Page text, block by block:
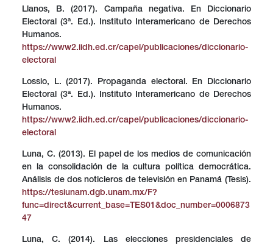
Llanos, B. (2017). Campaña negativa. En Diccionario
Electoral (3ª. Ed.). Instituto Interamericano de Derechos
Humanos.
https://www2.iidh.ed.cr/capel/publicaciones/diccionario-
electoral
Lossio, L. (2017). Propaganda electoral. En Diccionario
Electoral (3ª. Ed.). Instituto Interamericano de Derechos
Humanos.
https://www2.iidh.ed.cr/capel/publicaciones/diccionario-
electoral
Luna, C. (2013). El papel de los medios de comunicación
en la consolidación de la cultura política democrática.
Análisis de dos noticieros de televisión en Panamá (Tesis).
https://tesiunam.dgb.unam.mx/F?
func=direct&current_base=TES01&doc_number=0006873
47
Luna, C. (2014). Las elecciones presidenciales de